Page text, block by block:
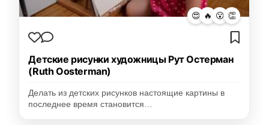
😍 🔥 😮 👏
Детские рисунки художницы Рут Остерман
(Ruth Oosterman)
Делать из детских рисунков настоящие картины в
последнее время становится…